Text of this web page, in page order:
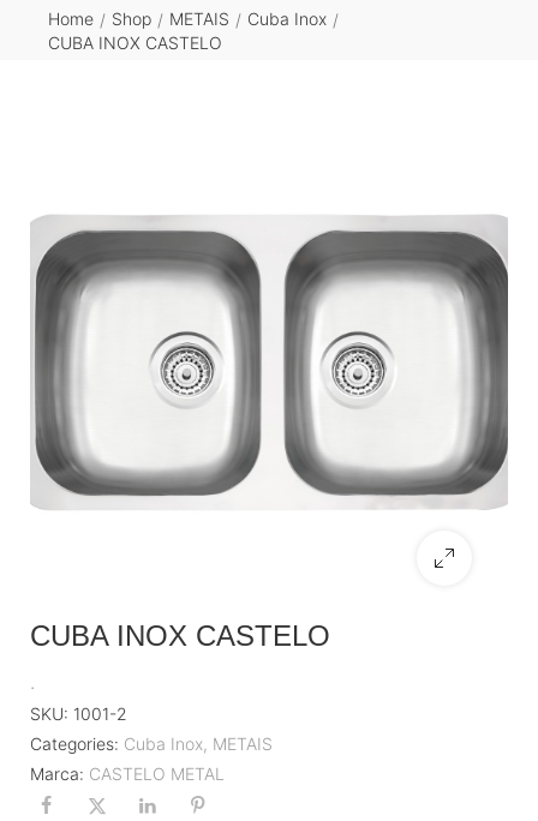
Home / Shop / METAIS / Cuba Inox /
CUBA INOX CASTELO
CUBA INOX CASTELO
.
SKU: 1001-2
Categories: Cuba Inox, METAIS
Marca: CASTELO METAL